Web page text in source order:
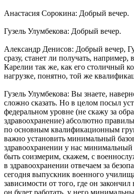
Анастасия Сорокина: Добрый вечер.
Гузель Улумбекова: Добрый вечер.
Александр Денисов: Добрый вечер,
сразу, станет ли получать, например,
Карелии так же, как его столичный
нагрузке, понятно, той же
Гузель Улумбекова: Вы знаете,
сложно сказать. Но в целом посыл
федеральном уровне (не скажу за
здравоохранение) абсолютно
по основным квалификационным
важно установить минимальный
здравоохранении у нас
быть соизмерим, скажем, с
в здравоохранении отвечаем за
сегодня выпускник военного
зависимости от того, где он
он будет работать, у него